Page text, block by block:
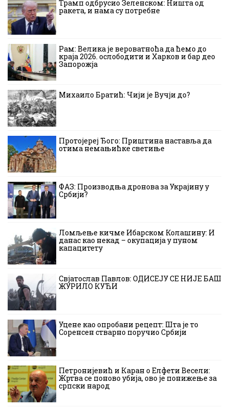
Трамп одбрусио Зеленском: Ништа од
ракета, и нама су потребне
Рам: Велика је вероватноћа да ћемо до
краја 2026. ослободити и Харков и бар део
Запорожја
Михаило Братић: Чији је Вучји до?
Протојереј Ђого: Приштина наставља да
отима немањићке светиње
ФАЗ: Производња дронова за Украјину у
Србији?
Ломљење кичме Ибарском Колашину: И
данас као некад – окупација у пуном
капацитету
Свјатослав Павлов: ОДИСЕЈУ СЕ НИЈЕ БАШ
ЖУРИЛО КУЋИ
Уцене као опробани рецепт: Шта је то
Соренсен стварно поручио Србији
Петронијевић и Каран о Елфети Весели:
Жртва се поново убија, ово је понижење за
српски народ